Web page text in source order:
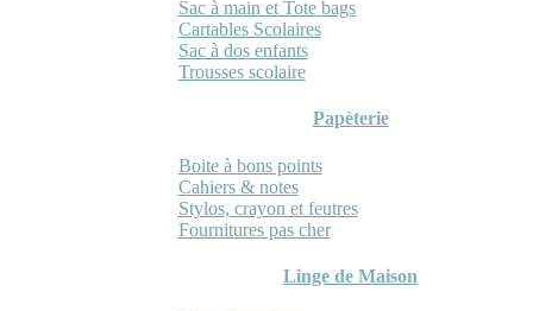
Sac à main et Tote bags
Cartables Scolaires
Sac à dos enfants
Trousses scolaire
Papèterie
Boite à bons points
Cahiers & notes
Stylos, crayon et feutres
Fournitures pas cher
Linge de Maison